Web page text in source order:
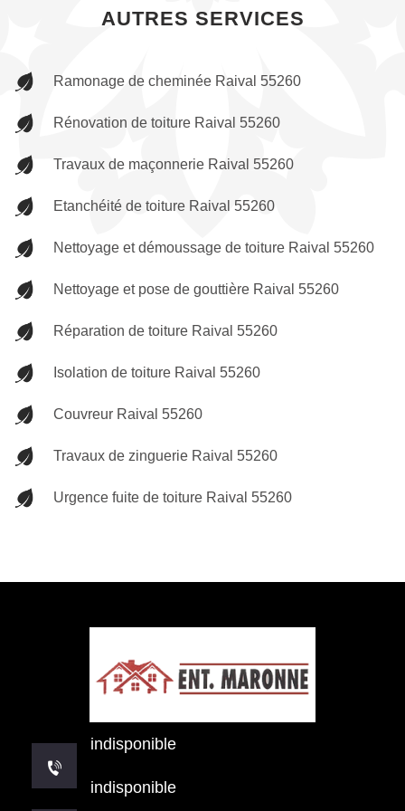
AUTRES SERVICES
Ramonage de cheminée Raival 55260
Rénovation de toiture Raival 55260
Travaux de maçonnerie Raival 55260
Etanchéité de toiture Raival 55260
Nettoyage et démoussage de toiture Raival 55260
Nettoyage et pose de gouttière Raival 55260
Réparation de toiture Raival 55260
Isolation de toiture Raival 55260
Couvreur Raival 55260
Travaux de zinguerie Raival 55260
Urgence fuite de toiture Raival 55260
indisponible
indisponible